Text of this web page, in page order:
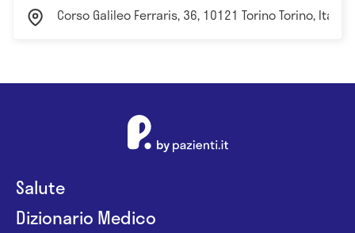
Corso Galileo Ferraris, 36, 10121 Torino Torino, Italia
Salute
Dizionario Medico